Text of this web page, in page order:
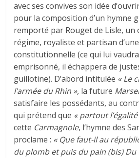
avec ses convives son idée
pour la composition d’un hymne
remporté par Rouget de Lisle, un
régime, royaliste et partisan
constitutionnelle (ce qui lui vaudra
emprisonné, il échappera de
guillotine). D’abord intitulée « Le
l’armée du Rhin », la future
satisfaire les possédants, au
qui prétend que « partout
cette Carmagnole, l’hymne des
proclame : « Que faut-il au
du plomb et puis du pain (bis)